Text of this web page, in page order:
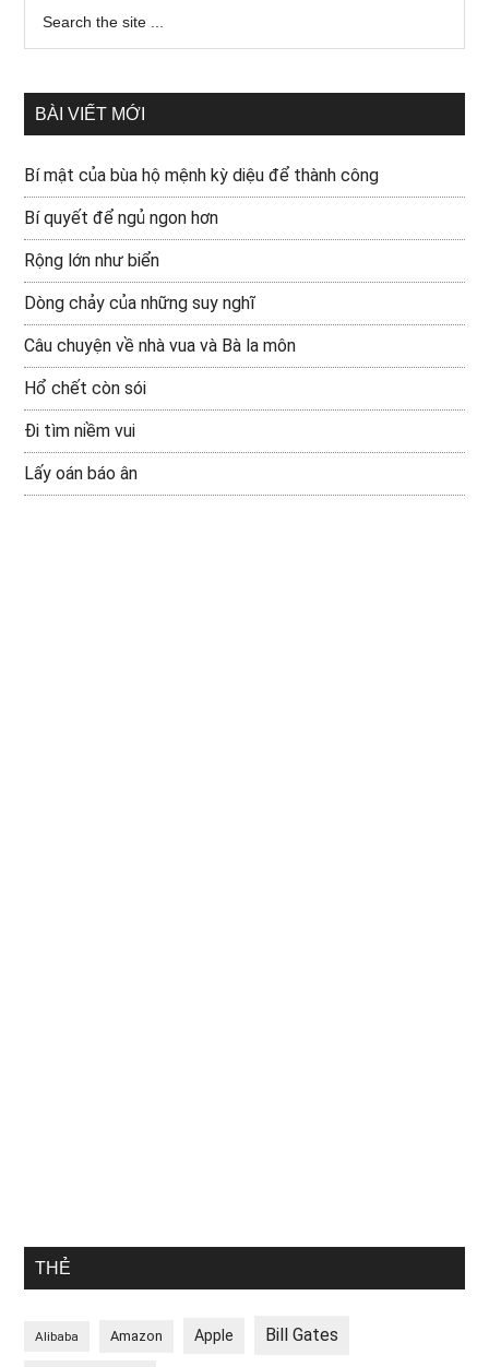
BÀI VIẾT MỚI
Bí mật của bùa hộ mệnh kỳ diệu để thành công
Bí quyết để ngủ ngon hơn
Rộng lớn như biển
Dòng chảy của những suy nghĩ
Câu chuyện về nhà vua và Bà la môn
Hổ chết còn sói
Đi tìm niềm vui
Lấy oán báo ân
THẺ
Alibaba Amazon Apple Bill Gates